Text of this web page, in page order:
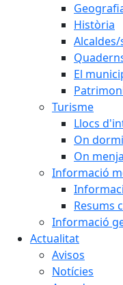
Història
Alcaldes/
El
Turisme
Llocs
On
On
Informació
Resums
Informació
Actualitat
Avisos
Notícies